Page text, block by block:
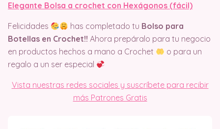
Elegante Bolsa a crochet con Hexágonos (fácil)
Felicidades has completado tu Bolso para
Botellas en Crochet!! Ahora prepáralo para tu negocio
en productos hechos a mano a Crochet
o para un
regalo a un ser especial
Vista nuestras redes sociales y suscríbete para recibir
más Patrones Gratis